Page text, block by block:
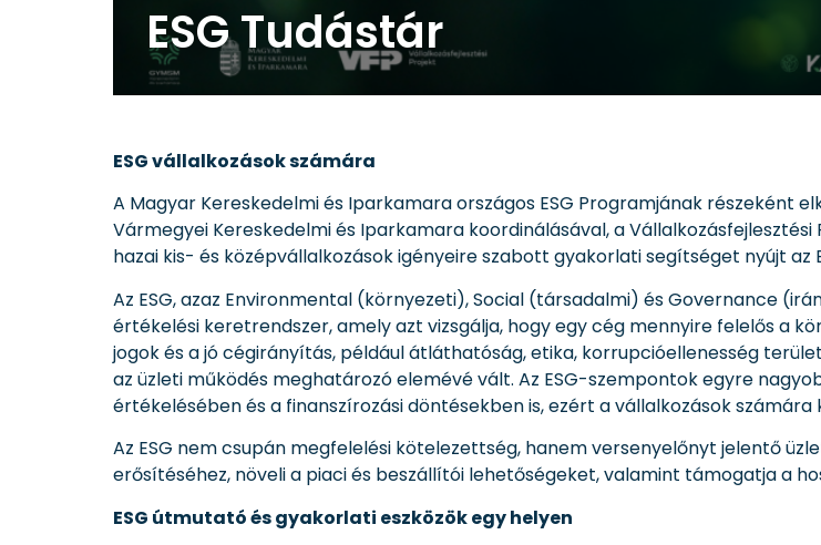
ESG Tudástár
ESG vállalkozások számára
A Magyar Kereskedelmi és Iparkamara országos ESG Programjának részeként
Vármegyei Kereskedelmi és Iparkamara koordinálásával, a
hazai kis- és középvállalkozások igényeire szabott gyakorlati segítséget nyújt az
Az ESG, azaz Environmental (környezeti), Social (társadalmi) és Governance
értékelési keretrendszer, amely azt vizsgálja, hogy egy cég mennyire felelős a
jogok és a jó cégirányítás, például átláthatóság, etika, korrupcióellenesség
az üzleti működés meghatározó elemévé vált. Az ESG-szempontok egyre
értékelésében és a finanszírozási döntésekben is, ezért a vállalkozások
Az ESG nem csupán megfelelési kötelezettség, hanem versenyelőnyt jelentő
erősítéséhez, növeli a piaci és beszállítói lehetőségeket, valamint támogatja a
ESG útmutató és gyakorlati eszközök egy helyen